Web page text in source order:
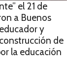
el 21 de
a Buenos
y
de
la educación